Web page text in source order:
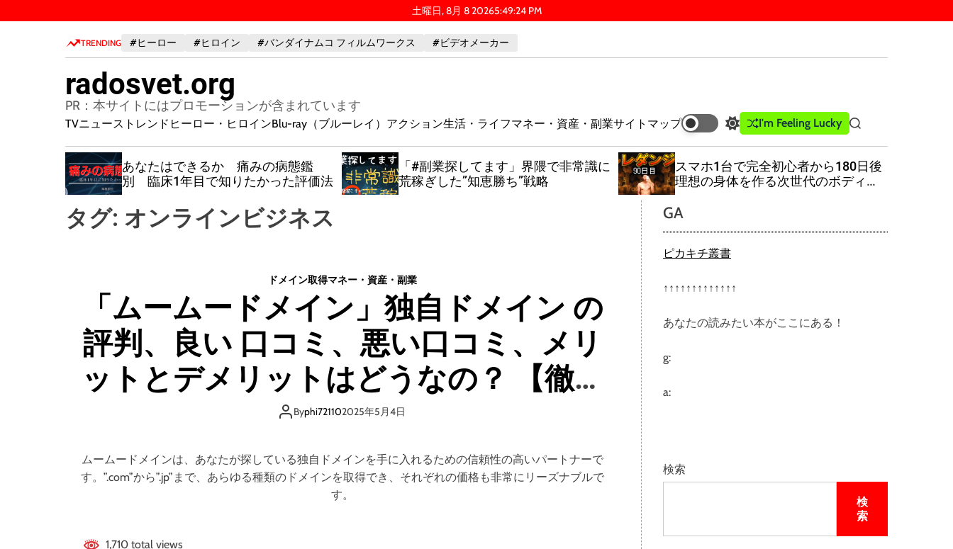
k
土曜日, 8月 8 20265:49:25 PM
TRENDING #ヒーロー #ヒロイン #バンダイナムコ フィルムワークス #ビデオメーカー
radosvet.org
PR：本サイトにはプロモーションが含まれています
TVニューストレンド ヒーロー・ヒロインBlu-ray（ブルーレイ） アクション生活・ライフマネー・資産・副業サイトマップ
S
w
t
c
o
o
m
e
I'm Feeling Lucky
S
e
r
c
あなたはできるか 痛みの病態鑑
別 臨床1年目で知りたかった評価法
「#副業探してます」界隈で非常識に
荒稼ぎした”知恵勝ち”戦略
スマホ1台で完全初心者から180日後
理想の身体を作る次世代のボディー
タグ: オンラインビジネス
ドメイン取得マネー・資産・副業
「ムームードメイン」独自ドメイン の
評判、良い 口コミ、悪い口コミ、メリ
ットとデメリットはどうなの？ 【徹底
解説】
Byphi721102025年5月4日
ムームードメインは、あなたが探している独自ドメインを手に入れるための信頼性の高いパートナーで
す。”.com”から”.jp”まで、あらゆる種類のドメインを取得でき、それぞれの価格も非常にリーズナブルで
す。
1,710 total views
GA
ピカキチ叢書
↑↑↑↑↑↑↑↑↑↑↑↑↑
あなたの読みたい本がここにある！
g:
a:
検索
検
索